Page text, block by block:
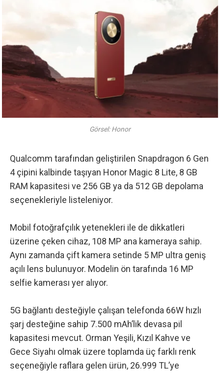
Görsel: Honor
Qualcomm tarafından geliştirilen Snapdragon 6 Gen
4 çipini kalbinde taşıyan Honor Magic 8 Lite, 8 GB
RAM kapasitesi ve 256 GB ya da 512 GB depolama
seçenekleriyle listeleniyor.
Mobil fotoğrafçılık yetenekleri ile de dikkatleri
üzerine çeken cihaz, 108 MP ana kameraya sahip.
Aynı zamanda çift kamera setinde 5 MP ultra geniş
açılı lens bulunuyor. Modelin ön tarafında 16 MP
selfie kamerası yer alıyor.
5G bağlantı desteğiyle çalışan telefonda 66W hızlı
şarj desteğine sahip 7.500 mAh’lik devasa pil
kapasitesi mevcut. Orman Yeşili, Kızıl Kahve ve
Gece Siyahı olmak üzere toplamda üç farklı renk
seçeneğiyle raflara gelen ürün, 26.999 TL’ye